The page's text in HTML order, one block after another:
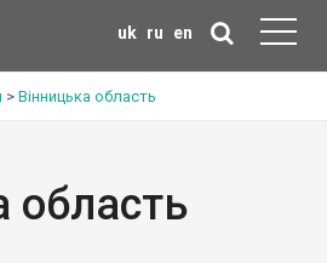
uk ru en
> Вінницька область
область